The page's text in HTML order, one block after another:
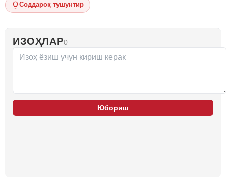
Соддароқ тушунтир
ИЗОҲЛАР0
Юбориш